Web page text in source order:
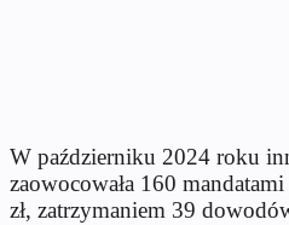
W październiku 2024 roku
zaowocowała 160
zł, zatrzymaniem 39